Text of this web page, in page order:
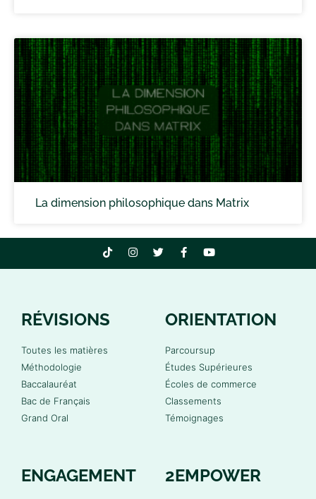
La dimension philosophique dans Matrix
RÉVISIONS
Toutes les matières
Méthodologie
Baccalauréat
Bac de Français
Grand Oral
ORIENTATION
Parcoursup
Études Supérieures
Écoles de commerce
Classements
Témoignages
ENGAGEMENT 2EMPOWER